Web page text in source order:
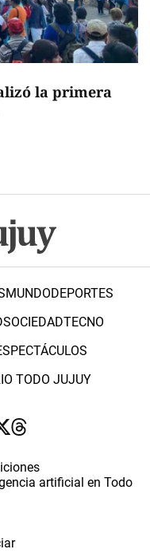
la primera
MUNDODEPORTES
SOCIEDADTECNO
TODO JUJUY
artificial en Todo